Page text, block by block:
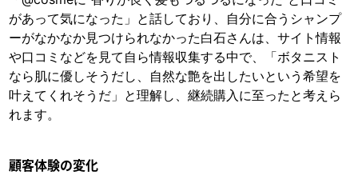
があって気になった」と話しており、自分に合うシャンプ
ーがなかなか見つけられなかった白石さんは、サイト情報
や口コミなどを見て自ら情報収集する中で、「ボタニスト
なら肌に優しそうだし、自然な艶を出したいという希望を
叶えてくれそうだ」と理解し、継続購入に至ったと考えら
れます。
顧客体験の変化